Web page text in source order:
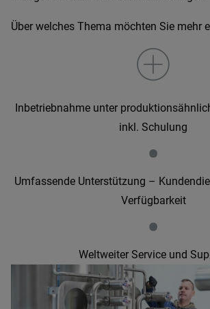
Über welches Thema möchten Sie mehr
Inbetriebnahme unter
inkl. Schulung
•
Umfassende Unterstützung –
Verfügbarkeit
•
Weltweiter Service und